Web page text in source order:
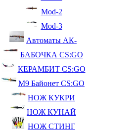
Mod-2
Mod-3
Автоматы АК-
БАБОЧКА CS:GO
КЕРАМБИТ CS:GO
М9 Байонет CS:GO
НОЖ КУКРИ
НОЖ КУНАЙ
НОЖ СТИНГ